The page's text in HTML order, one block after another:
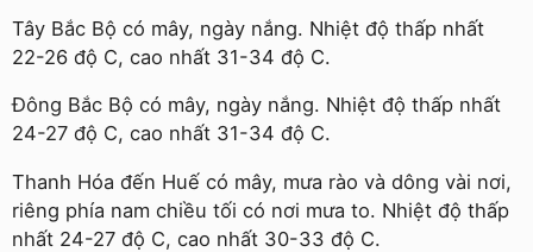
Tây Bắc Bộ có mây, ngày nắng. Nhiệt độ thấp nhất
22-26 độ C, cao nhất 31-34 độ C.
Đông Bắc Bộ có mây, ngày nắng. Nhiệt độ thấp nhất
24-27 độ C, cao nhất 31-34 độ C.
Thanh Hóa đến Huế có mây, mưa rào và dông vài nơi,
riêng phía nam chiều tối có nơi mưa to. Nhiệt độ thấp
nhất 24-27 độ C, cao nhất 30-33 độ C.